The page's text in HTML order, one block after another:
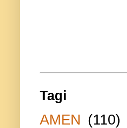
Tagi
AMEN (110)